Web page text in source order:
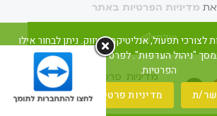
מדיניות הפרטיות באתר
שלח/י
מדיניות פרטיות
הצהרת נגישות
לאתר קומקס ברומנית
תפעול, אנליטיקה ושיווק. ניתן לבחור אילו
"ניהול העדפות". לפרטים ראו את מדיניות
הפרטיות.
ת
מדיניות פרטיות